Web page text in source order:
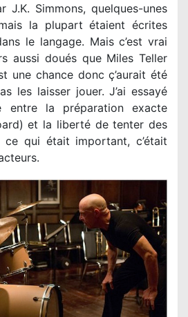
J.K. Simmons, quelques-unes
la plupart étaient écrites
le langage. Mais c’est vrai
aussi doués que Miles Teller
une chance donc ç’aurait été
les laisser jouer. J’ai essayé
entre la préparation exacte
et la liberté de tenter des
ce qui était important, c’était